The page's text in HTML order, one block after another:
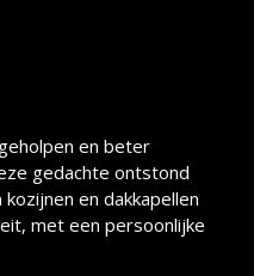
en beter
gedachte ontstond
kozijnen en dakkapellen
met een persoonlijke